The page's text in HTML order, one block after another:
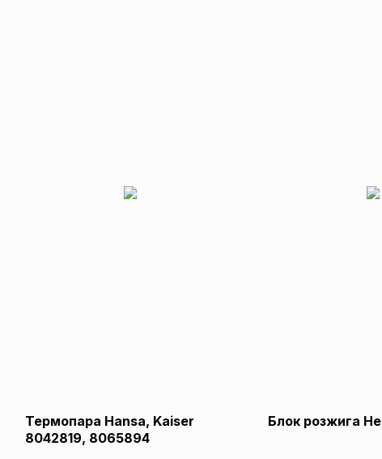
Термопара Hansa, Kaiser
8042819, 8065894
Блок розжига